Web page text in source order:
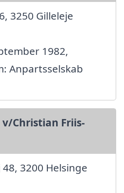
3250 Gilleleje
1982,
Anpartsselskab
Christian Friis-
3200 Helsinge